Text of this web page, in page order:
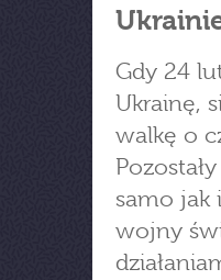
Gdy 24
Ukrainę,
walkę o
samo jak
wojny